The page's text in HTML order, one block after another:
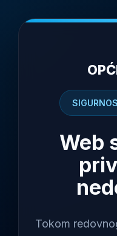
Web
Tokom